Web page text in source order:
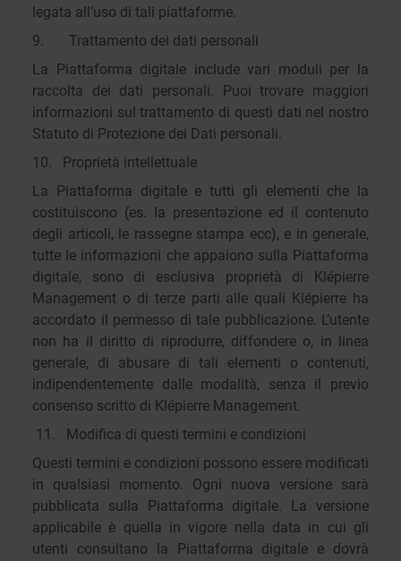
legata all’uso di tali piattaforme.
9. Trattamento dei dati personali
La Piattaforma digitale include vari moduli per la
raccolta dei dati personali. Puoi trovare maggiori
informazioni sul trattamento di questi dati nel nostro
Statuto di Protezione dei Dati personali.
10. Proprietà intellettuale
La Piattaforma digitale e tutti gli elementi che la
costituiscono (es. la presentazione ed il contenuto
degli articoli, le rassegne stampa ecc), e in generale,
tutte le informazioni che appaiono sulla Piattaforma
digitale, sono di esclusiva proprietà di Klépierre
Management o di terze parti alle quali Klépierre ha
accordato il permesso di tale pubblicazione. L’utente
non ha il diritto di riprodurre, diffondere o, in linea
generale, di abusare di tali elementi o contenuti,
indipendentemente dalle modalità, senza il previo
consenso scritto di Klépierre Management.
11. Modifica di questi termini e condizioni
Questi termini e condizioni possono essere modificati
in qualsiasi momento. Ogni nuova versione sarà
pubblicata sulla Piattaforma digitale. La versione
applicabile è quella in vigore nella data in cui gli
utenti consultano la Piattaforma digitale e dovrà